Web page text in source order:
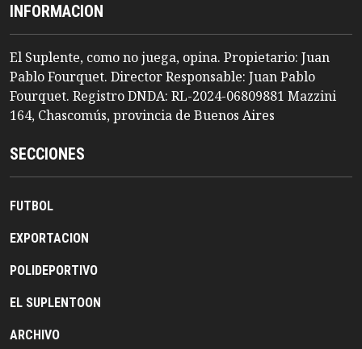
INFORMACION
El Suplente, como no juega, opina. Propietario: Juan
Pablo Fourquet. Director Responsable: Juan Pablo
Fourquet. Registro DNDA: RL-2024-06809881 Mazzini
164, Chascomús, provincia de Buenos Aires
SECCIONES
FUTBOL
EXPORTACION
POLIDEPORTIVO
EL SUPLENTOON
ARCHIVO